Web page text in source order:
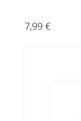
7,99 €